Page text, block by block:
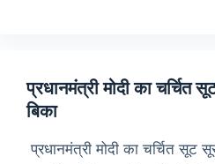
प्रधानमंत्री मोदी का चर्चित
बिका
प्रधानमंत्री मोदी का चर्चित सूट